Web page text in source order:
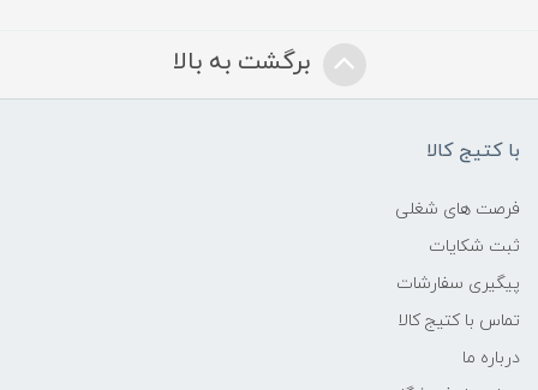
برگشت به بالا
با کتیج کالا
فرصت های شغلی
ثبت شکایات
پیگیری سفارشات
تماس با کتیج کالا
درباره ما